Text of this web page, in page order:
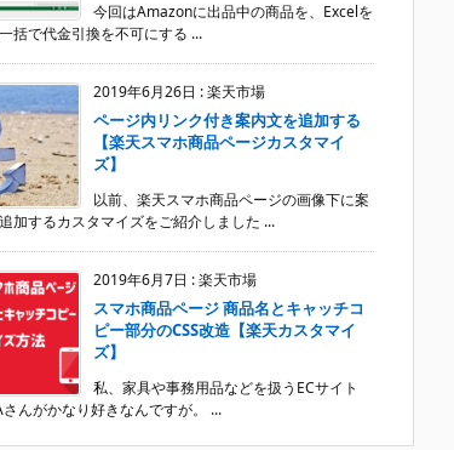
今回はAmazonに出品中の商品を、Excelを
括で代金引換を不可にする ...
2019年6月26日 :楽天市場
ページ内リンク付き案内文を追加する
【楽天スマホ商品ページカスタマイ
ズ】
以前、楽天スマホ商品ページの画像下に案
加するカスタマイズをご紹介しました ...
2019年6月7日 :楽天市場
スマホ商品ページ 商品名とキャッチコ
ピー部分のCSS改造【楽天カスタマイ
ズ】
私、家具や事務用品などを扱うECサイト
さんがかなり好きなんですが。 ...